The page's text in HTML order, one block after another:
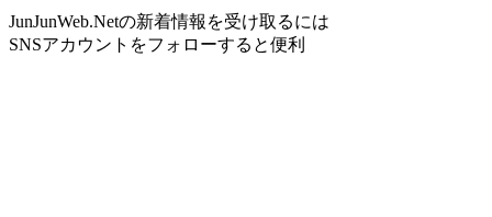
JunJunWeb.Netの新着情報を受け取るには
SNSアカウントをフォローすると便利